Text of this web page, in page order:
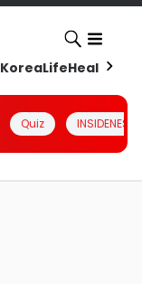
KoreaLifeHealth
Quiz INSIDENESIA